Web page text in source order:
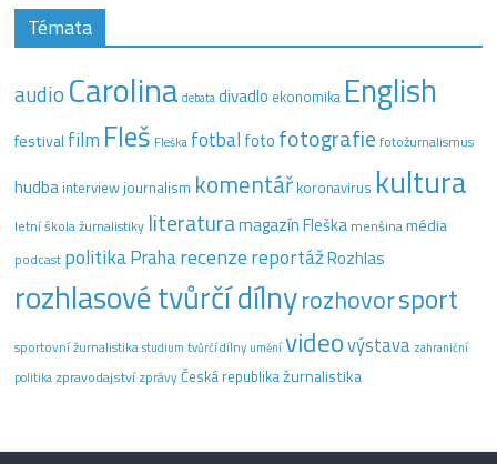
Témata
audio Carolina debata divadlo ekonomika English
festival film Fleš Fleška fotbal foto fotografie fotožurnalismus
hudba interview journalism komentář koronavirus kultura
letní škola žurnalistiky literaturamagazín Fleška menšinamédia
podcast politikaPraharecenzereportážRozhlas
rozhlasové tvůrčí dílnyrozhovorsport
sportovní žurnalistika studium tvůrčí dílny uměnívideovýstava zahraniční
politika zpravodajstvízprávyČeská republikažurnalistika